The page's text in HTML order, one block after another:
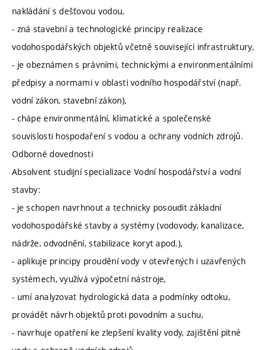
nakládání s dešťovou vodou,
- zná stavební a technologické principy realizace
vodohospodářských objektů včetně související infrastruktury,
- je obeznámen s právními, technickými a environmentálními
předpisy a normami v oblasti vodního hospodářství (např.
vodní zákon, stavební zákon),
- chápe environmentální, klimatické a společenské
souvislosti hospodaření s vodou a ochrany vodních zdrojů.
Odborné dovednosti
Absolvent studijní specializace Vodní hospodářství a vodní
stavby:
- je schopen navrhnout a technicky posoudit základní
vodohospodářské stavby a systémy (vodovody, kanalizace,
nádrže, odvodnění, stabilizace koryt apod.),
- aplikuje principy proudění vody v otevřených i uzavřených
systémech, využívá výpočetní nástroje,
- umí analyzovat hydrologická data a podmínky odtoku,
provádět návrh objektů proti povodním a suchu,
- navrhuje opatření ke zlepšení kvality vody, zajištění pitné